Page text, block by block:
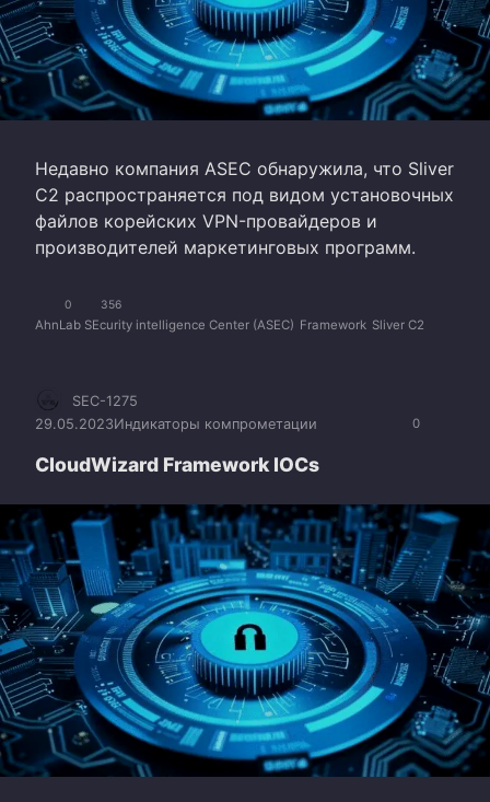
Недавно компания ASEC обнаружила, что Sliver
C2 распространяется под видом установочных
файлов корейских VPN-провайдеров и
производителей маркетинговых программ.
0 356
AhnLab SEcurity intelligence Center (ASEC) Framework Sliver C2
0
SEC-1275
29.05.2023Индикаторы компрометации
CloudWizard Framework IOCs